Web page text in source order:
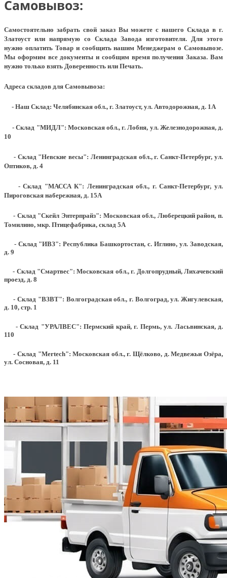
Самовывоз:
Самостоятельно забрать свой заказ Вы можете с нашего Склада в г.
Златоуст или напрямую со Склада Завода изготовителя. Для этого
нужно оплатить Товар и сообщить нашим Менеджерам о Самовывозе.
Мы оформим все документы и сообщим время получения Заказа. Вам
нужно только взять Доверенность или Печать.
Адреса складов для Самовывоза:
- Наш Склад: Челябинская обл., г. Златоуст, ул. Автодорожная, д. 1А
- Склад "МИДЛ": Московская обл., г. Лобня, ул. Железнодорожная, д.
10
- Склад "Невские весы": Ленинградская обл., г. Санкт-Петербург, ул.
Оптиков, д. 4
- Склад "МАССА К": Ленинградская обл., г. Санкт-Петербург, ул.
Пироговская набережная, д. 15А
- Склад "Скейл Энтерпрайз": Московская обл., Люберецкий район, п.
Томилино, мкр. Птицефабрика, склад 5А
- Склад "ИВЗ": Республика Башкортостан, с. Иглино, ул. Заводская,
д. 9
- Склад "Смартвес":Московская обл., г. Долгопрудный, Лихачевский
проезд, д. 8
- Склад "ВЗВТ": Волгоградская обл., г. Волгоград, ул. Жигулевская,
д. 10, стр. 1
- Склад "УРАЛВЕС": Пермский край, г. Пермь, ул. Ласьвинская, д.
110
- Склад "Mertech": Московская обл., г. Щёлково, д. Медвежьи Озёра,
ул. Сосновая, д. 11